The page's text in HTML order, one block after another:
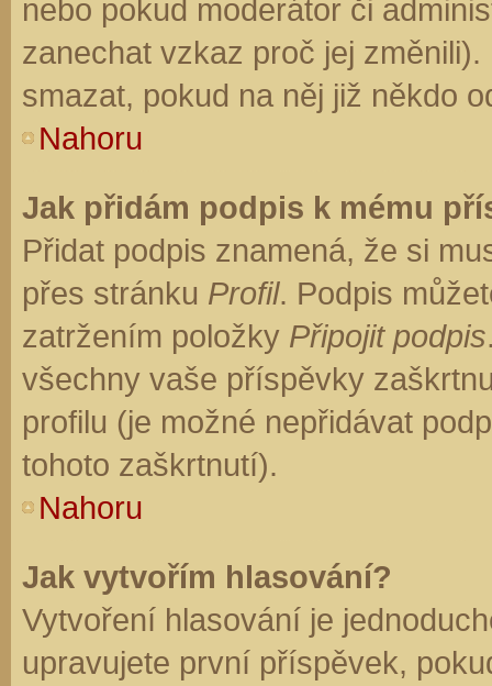
nebo pokud moderátor či
zanechat vzkaz proč jej
smazat, pokud na něj již někdo
Nahoru
Jak přidám podpis k mému
Přidat podpis znamená, že si
přes stránku Profil. Podpis
zatržením položky Připojit podpis
všechny vaše příspěvky
profilu (je možné nepřidávat
tohoto zaškrtnutí).
Nahoru
Jak vytvořím hlasování?
Vytvoření hlasování je
upravujete první příspěvek,